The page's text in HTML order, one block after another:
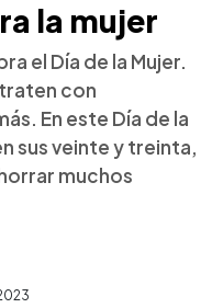
la mujer
el Día de la Mujer.
con
En este Día de la
sus veinte y treinta,
muchos